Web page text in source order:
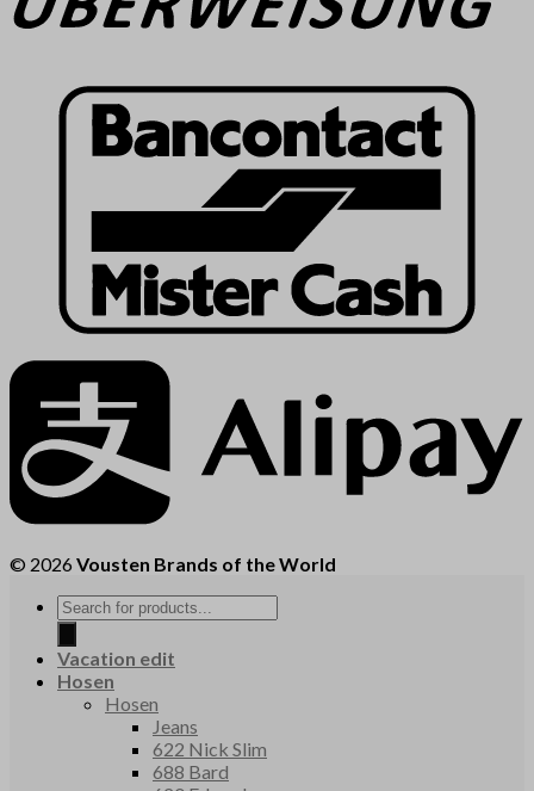
© 2026 Vousten Brands of the World
Products
search
Vacation edit
Hosen
Hosen
Jeans
622 Nick Slim
688 Bard